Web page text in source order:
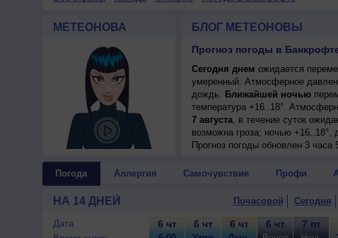
МЕТЕОНОВА БЛОГ МЕТЕОНОВЫ
Прогноз погоды в
Сегодня днем ожидается
умеренный. Атмосферное
дождь. Ближайшей ночью
температура +16..18°.
7 августа, в течение суток
возможна гроза; ночью
Прогноз погоды обновлен 3 часа
Погода Аллергия Самочувствие Профи
НА 14 ДНЕЙ Почасовой Сегодня
Дата
6 чт 6 чт 6 чт 6 чт 7 пт